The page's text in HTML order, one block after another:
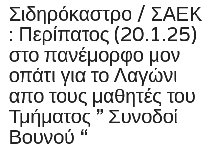
Σιδηρόκαστρο / ΣΑΕΚ
: Περίπατος (20.1.25)
στο πανέμορφο μον
οπάτι για το Λαγώνι
απο τους μαθητές του
Τμήματος ” Συνοδοί
Βουνού “